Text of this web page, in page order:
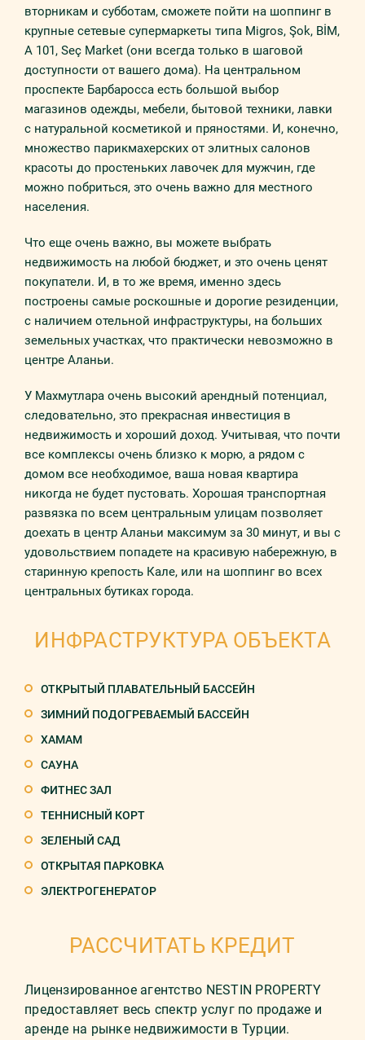
вторникам и субботам, сможете пойти на шоппинг в
крупные сетевые супермаркеты типа Migros, Şok, BİM,
A 101, Seç Market (они всегда только в шаговой
доступности от вашего дома). На центральном
проспекте Барбаросса есть большой выбор
магазинов одежды, мебели, бытовой техники, лавки
с натуральной косметикой и пряностями. И, конечно,
множество парикмахерских от элитных салонов
красоты до простеньких лавочек для мужчин, где
можно побриться, это очень важно для местного
населения.
Что еще очень важно, вы можете выбрать
недвижимость на любой бюджет, и это очень ценят
покупатели. И, в то же время, именно здесь
построены самые роскошные и дорогие резиденции,
с наличием отельной инфраструктуры, на больших
земельных участках, что практически невозможно в
центре Аланьи.
У Махмутлара очень высокий арендный потенциал,
следовательно, это прекрасная инвестиция в
недвижимость и хороший доход. Учитывая, что почти
все комплексы очень близко к морю, а рядом с
домом все необходимое, ваша новая квартира
никогда не будет пустовать. Хорошая транспортная
развязка по всем центральным улицам позволяет
доехать в центр Аланьи максимум за 30 минут, и вы с
удовольствием попадете на красивую набережную, в
старинную крепость Кале, или на шоппинг во всех
центральных бутиках города.
ИНФРАСТРУКТУРА ОБЪЕКТА
ОТКРЫТЫЙ ПЛАВАТЕЛЬНЫЙ БАССЕЙН
ЗИМНИЙ ПОДОГРЕВАЕМЫЙ БАССЕЙН
ХАМАМ
САУНА
ФИТНЕС ЗАЛ
ТЕННИСНЫЙ КОРТ
ЗЕЛЕНЫЙ САД
ОТКРЫТАЯ ПАРКОВКА
ЭЛЕКТРОГЕНЕРАТОР
РАССЧИТАТЬ КРЕДИТ
Лицензированное агентство NESTIN PROPERTY
предоставляет весь спектр услуг по продаже и
аренде на рынке недвижимости в Турции.